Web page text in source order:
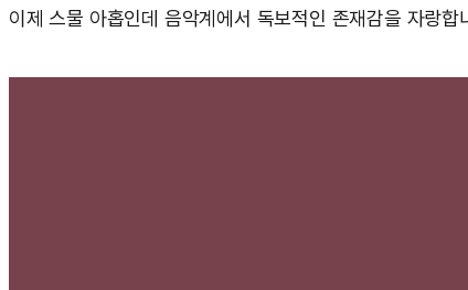
이제 스물 아홉인데 음악계에서 독보적인 존재감을 자랑합